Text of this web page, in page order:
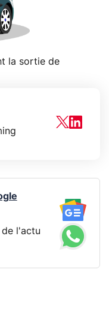
la sortie de
de l'actu